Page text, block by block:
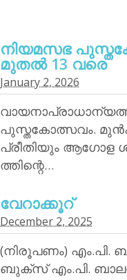
നിയമസഭ
മുതല്‍ 13 വരെ
January 2, 2026
പുസ്തകോത്സവം.
പ്രീതിയും ആഗോള
ത്തിന്റെ…
വേറാക്കൂറ്
December 2, 2025
(നിരൂപണം) എം.പി.
ബുക്‌സ് എം.പി.